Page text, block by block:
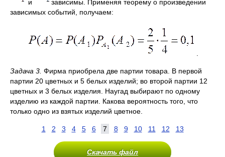
и
зависимы. Применяя теорему о произведении
зависимых событий, получаем:
Задача 3. Фирма приобрела две партии товара. В первой
партии 20 цветных и 5 белых изделий; во второй партии 12
цветных и 3 белых изделия. Наугад выбирают по одному
изделию из каждой партии. Какова вероятность того, что
только одно из взятых изделий цветное.
1 2 3 4 5 6 7 8 9 10 11 12 13
Скачать файл